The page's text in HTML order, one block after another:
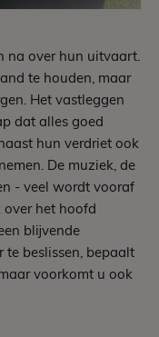
na over hun uitvaart.
te houden, maar
Het vastleggen
dat alles goed
hun verdriet ook
De muziek, de
- veel wordt vooraf
over het hoofd
blijvende
te beslissen, bepaalt
voorkomt u ook